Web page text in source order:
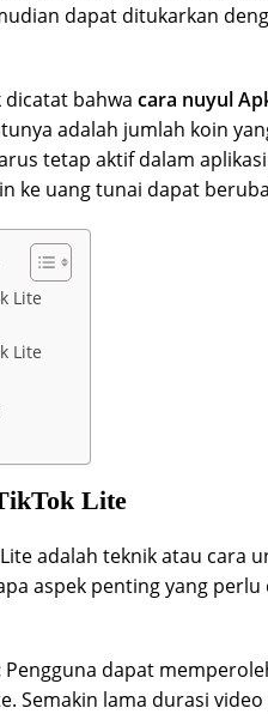
dapat ditukarkan
bahwa cara nuyul
adalah jumlah koin
tetap aktif dalam
ke uang tunai dapat
Lite
Lite
Lite
adalah teknik atau cara
aspek penting yang
Pengguna dapat
Semakin lama durasi